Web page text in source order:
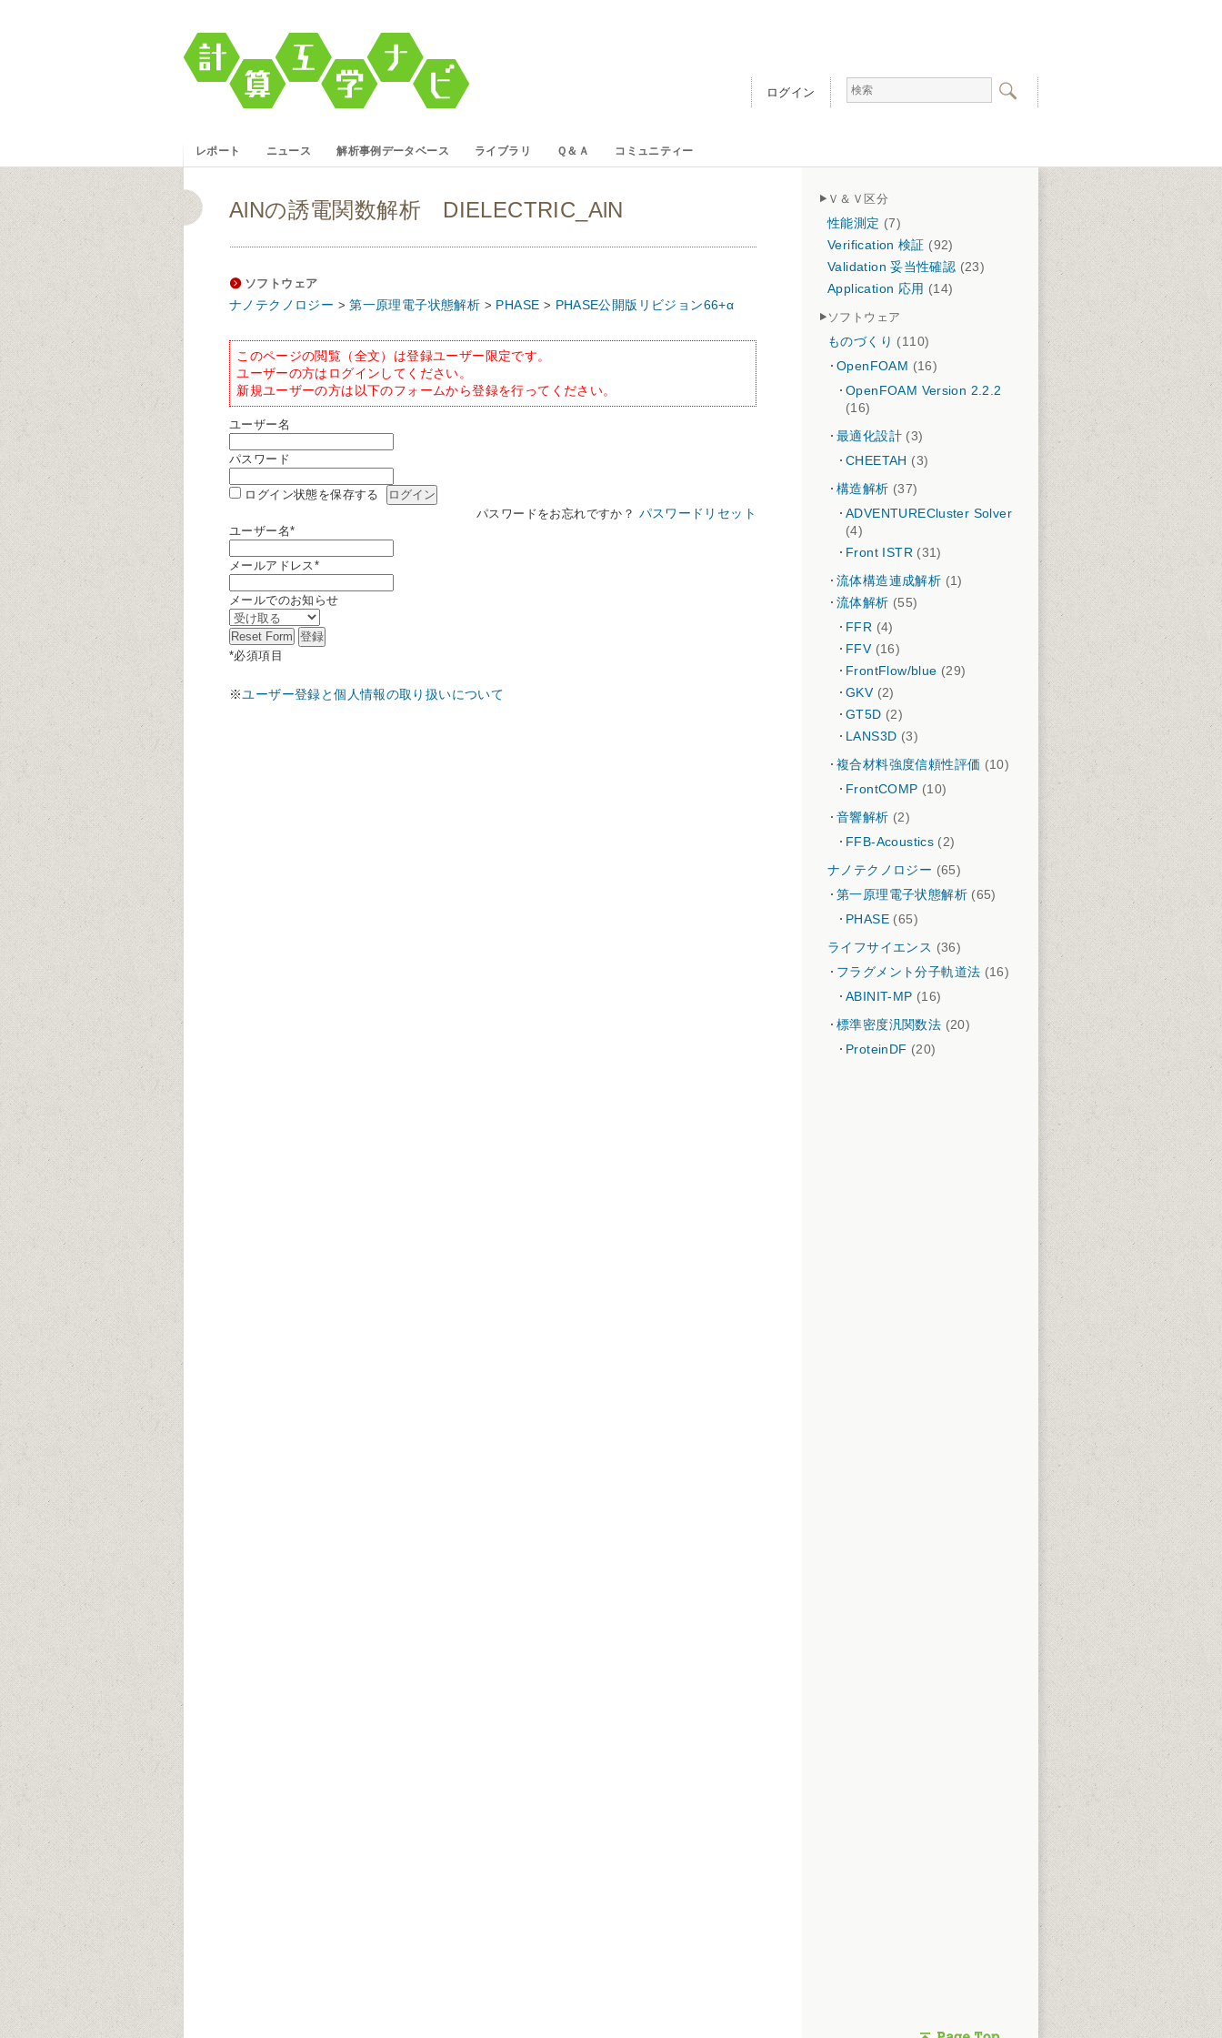
ログイン
レポート ニュース 解析事例データベース ライブラリ Ｑ＆Ａ コミュニティー
AlNの誘電関数解析 DIELECTRIC_AlN
ソフトウェア
ナノテクノロジー >第一原理電子状態解析 > PHASE > PHASE公開版リビジョン66+α
このページの閲覧（全文）は登録ユーザー限定です。
ユーザーの方はログインしてください。
新規ユーザーの方は以下のフォームから登録を行ってください。
ユーザー名
パスワード
ログイン状態を保存する
パスワードをお忘れですか？ パスワードリセット
ユーザー名*
メールアドレス*
メールでのお知らせ
*必須項目
※ユーザー登録と個人情報の取り扱いについて
Ｖ＆Ｖ区分
性能測定 (7)
Verification 検証 (92)
Validation 妥当性確認 (23)
Application 応用 (14)
ソフトウェア
ものづくり (110)
OpenFOAM (16)
OpenFOAM Version 2.2.2
(16)
最適化設計(3)
CHEETAH (3)
構造解析 (37)
ADVENTURECluster Solver
(4)
Front ISTR (31)
流体構造連成解析 (1)
流体解析 (55)
FFR (4)
FFV(16)
FrontFlow/blue (29)
GKV(2)
GT5D (2)
LANS3D (3)
複合材料強度信頼性評価 (10)
FrontCOMP (10)
音響解析 (2)
FFB-Acoustics (2)
ナノテクノロジー (65)
第一原理電子状態解析(65)
PHASE(65)
ライフサイエンス (36)
フラグメント分子軌道法 (16)
ABINIT-MP (16)
標準密度汎関数法 (20)
ProteinDF (20)